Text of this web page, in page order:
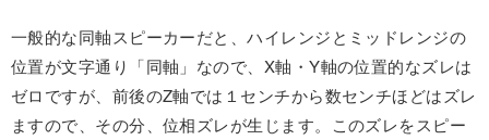
一般的な同軸スピーカーだと、ハイレンジとミッドレンジの
位置が文字通り「同軸」なので、X軸・Y軸の位置的なズレは
ゼロですが、前後のZ軸では１センチから数センチほどはズレ
ますので、その分、位相ズレが生じます。このズレをスピー